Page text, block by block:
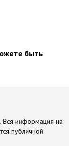
быть
Вся информация на
публичной